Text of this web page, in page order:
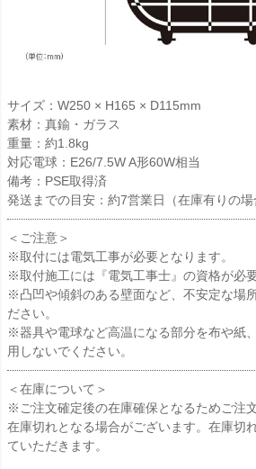
サイズ：W250 × H165 × D115mm
素材：真鍮・ガラス
重量：約1.8kg
対応電球：E26/7.5W A形60W相当
備考：PSE取得済
発送までの目安：約7営業日（在庫有りの場
＜ご注意＞
※取付には電気工事が必要となります。
※取付施工には『電気工事士』の資格が必
※凸凹や傾斜のある壁面など、不安定な場
ださい。
※器具や電球など高温になる部分を布や紙
用しないでください。
＜在庫について＞
※ご注文確定後の在庫確保となるためご注
在庫切れとなる場合がございます。在庫切
ていただきます。